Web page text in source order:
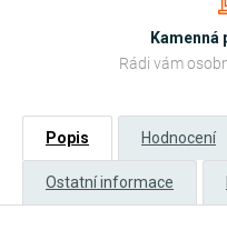
Kamenná
Rádi vám
Popis Hodnocení
Ostatní informace